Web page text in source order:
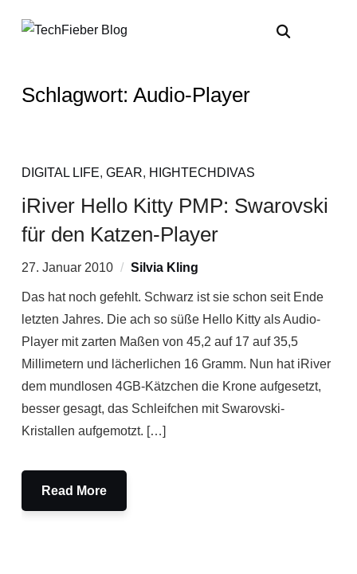
Schlagwort: Audio-Player
DIGITAL LIFE, GEAR, HIGHTECHDIVAS
iRiver Hello Kitty PMP: Swarovski
für den Katzen-Player
27. Januar 2010 Silvia Kling
Das hat noch gefehlt. Schwarz ist sie schon seit Ende
letzten Jahres. Die ach so süße Hello Kitty als Audio-
Player mit zarten Maßen von 45,2 auf 17 auf 35,5
Millimetern und lächerlichen 16 Gramm. Nun hat iRiver
dem mundlosen 4GB-Kätzchen die Krone aufgesetzt,
besser gesagt, das Schleifchen mit Swarovski-
Kristallen aufgemotzt. […]
Read More